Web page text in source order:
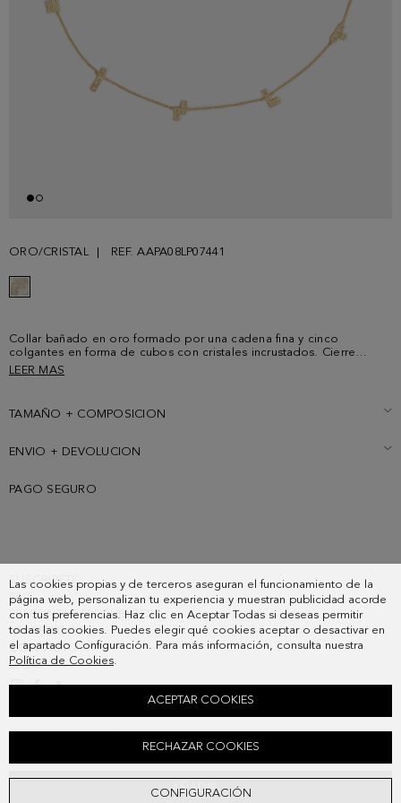
Las cookies propias y de terceros aseguran el funcionamiento de la
página web, personalizan tu experiencia y muestran publicidad acorde
con tus preferencias. Haz clic en Aceptar Todas si deseas permitir
todas las cookies. Puedes elegir qué cookies aceptar o desactivar en
el apartado Configuración. Para más información, consulta nuestra
Política de Cookies.
CONFIGURACIÓN
RECHAZAR COOKIES
ACEPTAR COOKIES
ORO/CRISTAL REF. AAPA08LP07441
AÑADIR
Collar bañado en oro formado por una cadena fina y cinco
colgantes en forma de cubos con cristales incrustados. Cierre
regulable de mosquetón con cubo metálico y logo PG grabado.
LEER MAS
TAMAÑO + COMPOSICION
ENVIO + DEVOLUCION
PAGO SEGURO
SUSCRIBETE
PAIS
PREGUNTAS FRECUENTES
MIS PEDIDOS
CONTACTO
LEGAL